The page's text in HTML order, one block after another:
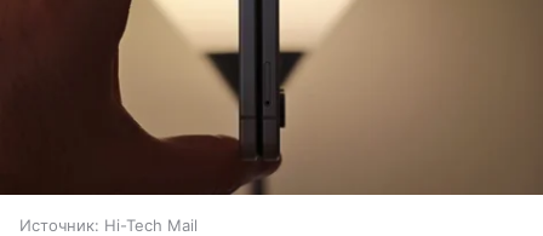
Источник: Hi-Tech Mail